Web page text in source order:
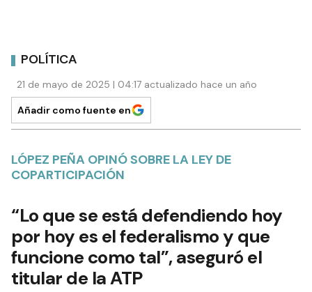
POLÍTICA
21 de mayo de 2025 | 04:17 actualizado hace un año
Añadir como fuente en
LÓPEZ PEÑA OPINÓ SOBRE LA LEY DE
COPARTICIPACIÓN
“Lo que se está defendiendo hoy
por hoy es el federalismo y que
funcione como tal”, aseguró el
titular de la ATP